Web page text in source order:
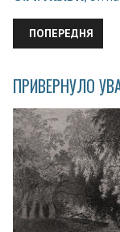
ПОПЕРЕДНЯ
ПОПЕРЕДНЯ
ПРИВЕРНУЛО